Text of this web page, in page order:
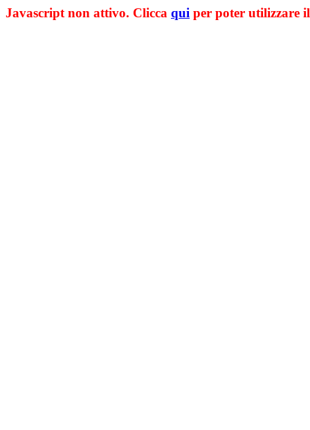
Javascript non attivo. Clicca qui per poter utilizzare